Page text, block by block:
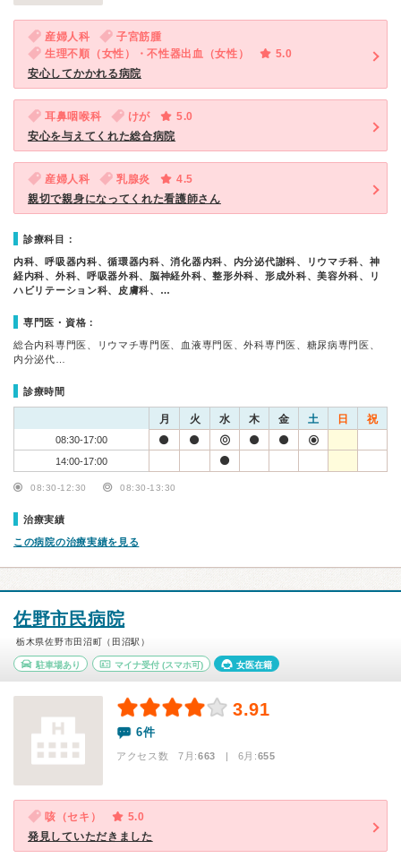
産婦人科
子宮筋腫
生理不順（女性）・不性器出血（女性）
5.0
安心してかかれる病院
耳鼻咽喉科 けが
5.0
安心を与えてくれた総合病院
産婦人科 乳腺炎
4.5
親切で親身になってくれた看護師さん
診療科目：
内科、呼吸器内科、循環器内科、消化器内科、内分泌代謝科、リウマチ科、神
経内科、外科、呼吸器外科、脳神経外科、整形外科、形成外科、美容外科、リ
ハビリテーション科、皮膚科、…
専門医・資格：
総合内科専門医、リウマチ専門医、血液専門医、外科専門医、糖尿病専門医、
内分泌代…
診療時間
月 火 水 木 金 土 日 祝
08:30-17:00
14:00-17:00
08:30-12:30 08:30-13:30
治療実績
この病院の治療実績を見る
佐野市民病院
栃木県佐野市田沼町（田沼駅）
駐車場あり マイナ受付(スマホ可) 女医在籍
3.91
6件
アクセス数 7月:663 | 6月:655
咳（セキ）
5.0
発見していただきました